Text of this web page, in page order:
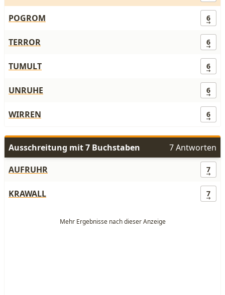
POGROM 6
TERROR 6
TUMULT 6
UNRUHE 6
WIRREN 6
Ausschreitung mit 7 Buchstaben
7 Antworten
AUFRUHR
7
KRAWALL 7